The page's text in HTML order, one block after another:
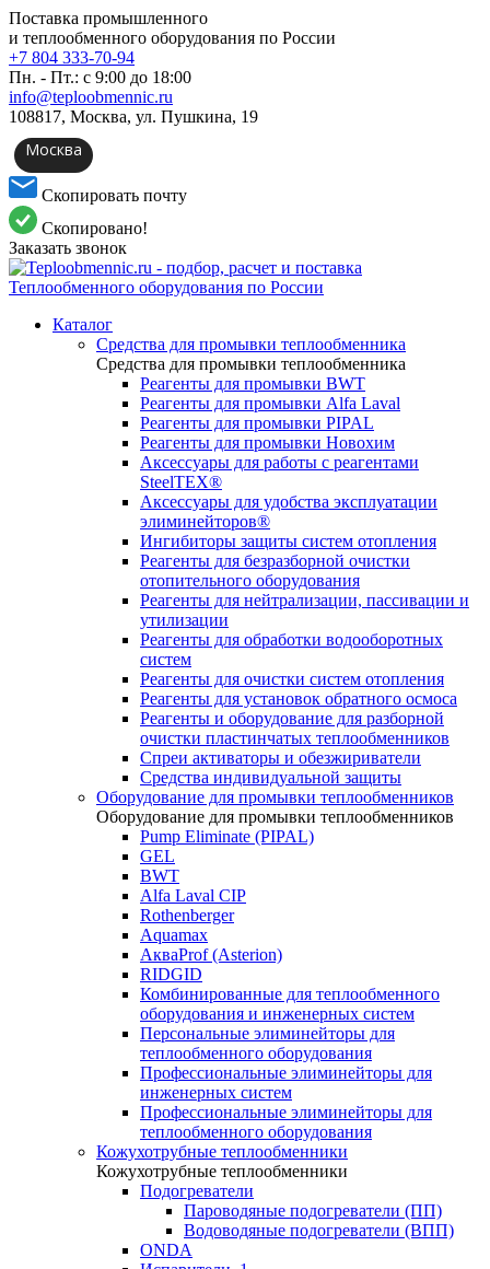
Поставка промышленного
и теплообменного оборудования по России
+7 804 333-70-94
Пн. - Пт.: с 9:00 до 18:00
info@teploobmennic.ru
108817, Москва, ул. Пушкина, 19
Москва
Скопировать почту
Скопировано!
Заказать звонок
Каталог
Средства для промывки теплообменника
Средства для промывки теплообменника
Реагенты для промывки BWT
Реагенты для промывки Alfa Laval
Реагенты для промывки PIPAL
Реагенты для промывки Новохим
Аксессуары для работы с реагентами
SteelTEX®
Аксессуары для удобства эксплуатации
элиминейторов®
Ингибиторы защиты систем отопления
Реагенты для безразборной очистки
отопительного оборудования
Реагенты для нейтрализации, пассивации и
утилизации
Реагенты для обработки водооборотных
систем
Реагенты для очистки систем отопления
Реагенты для установок обратного осмоса
Реагенты и оборудование для разборной
очистки пластинчатых теплообменников
Спреи активаторы и обезжириватели
Средства индивидуальной защиты
Оборудование для промывки теплообменников
Оборудование для промывки теплообменников
Pump Eliminate (PIPAL)
GEL
BWT
Alfa Laval CIP
Rothenberger
Aquamax
АкваProf (Asterion)
RIDGID
Комбинированные для теплообменного
оборудования и инженерных систем
Персональные элиминейторы для
теплообменного оборудования
Профессиональные элиминейторы для
инженерных систем
Профессиональные элиминейторы для
теплообменного оборудования
Кожухотрубные теплообменники
Кожухотрубные теплообменники
Подогреватели
Пароводяные подогреватели (ПП)
Водоводяные подогреватели (ВПП)
ONDA